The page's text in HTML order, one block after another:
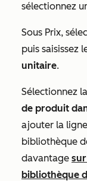
sélectionnez
Sous Prix,
puis saisissez
unitaire.
Sélectionnez
de produit
ajouter la
bibliothèque
davantage
bibliothèque